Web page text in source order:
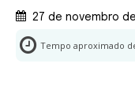
27 de novembro
Tempo aproximado